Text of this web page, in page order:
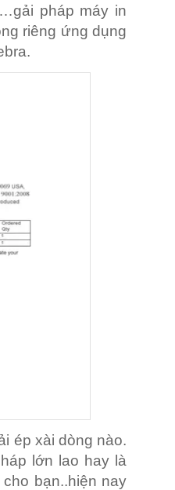
pháp máy in
riêng ứng dụng
ép xài dòng nào.
lớn lao hay là
bạn..hiện nay